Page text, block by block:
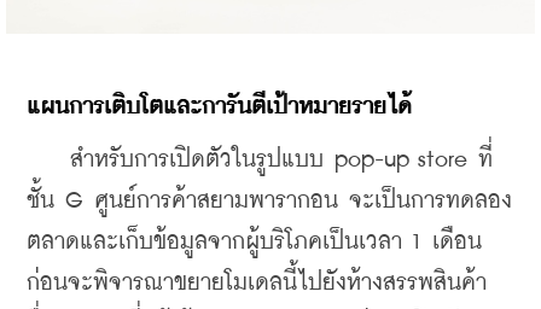
แผนการเติบโตและการันตีเป้าหมายรายได้
สำหรับการเปิดตัวในรูปแบบ pop-up store ที่
ชั้น G ศูนย์การค้าสยามพารากอน จะเป็นการทดลอง
ตลาดและเก็บข้อมูลจากผู้บริโภคเป็นเวลา 1 เดือน
ก่อนจะพิจารณาขยายโมเดลนี้ไปยังห้างสรรพสินค้า